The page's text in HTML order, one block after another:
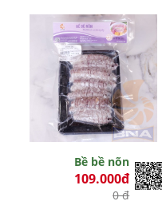
Bề bề nõn
109.000đ
0 đ